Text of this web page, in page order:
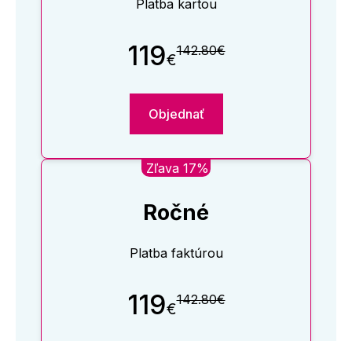
Platba kartou
119€142.80€
Objednať
Zľava 17%
Ročné
Platba faktúrou
119€142.80€